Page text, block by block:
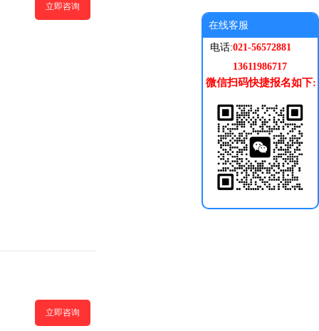
立即咨询
立即咨询
在线客服
电话:021-56572881
13611986717
微信扫码快捷报名如下: